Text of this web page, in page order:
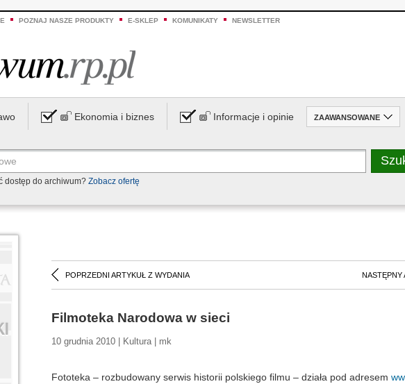
POZNAJ NASZE PRODUKTY E-SKLEP KOMUNIKATY NEWSLETTER
Ekonomia i biznes Informacje i opinie ZAAWANSOWANE
dostęp do archiwum? Zobacz ofertę
POPRZEDNI ARTYKUŁ Z WYDANIA NASTĘPNY
Filmoteka Narodowa w sieci
10 grudnia 2010 | Kultura | mk
Fototeka – rozbudowany serwis historii polskiego filmu – działa pod adresem